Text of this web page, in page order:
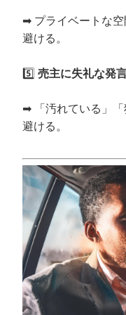
➡ プライベートな
避ける。
5️⃣ 売主に失礼な発
➡ 「汚れている」
避ける。